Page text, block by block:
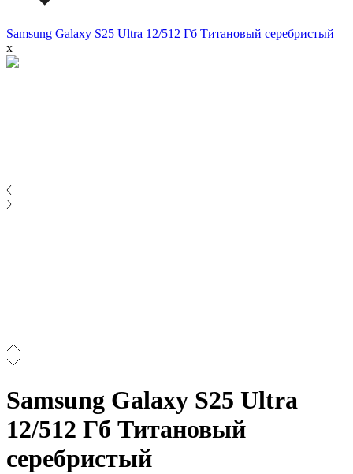
Samsung Galaxy S25 Ultra 12/512 Гб Титановый серебристый
x
Samsung Galaxy S25 Ultra
12/512 Гб Титановый
серебристый